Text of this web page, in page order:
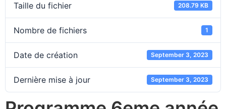
Taille du fichier 208.79 KB
Nombre de fichiers 1
Date de création September 3, 2023
Dernière mise à jour September 3, 2023